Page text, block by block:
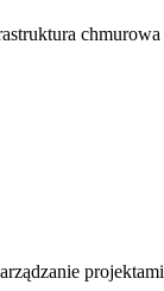
chmurowa
projektami